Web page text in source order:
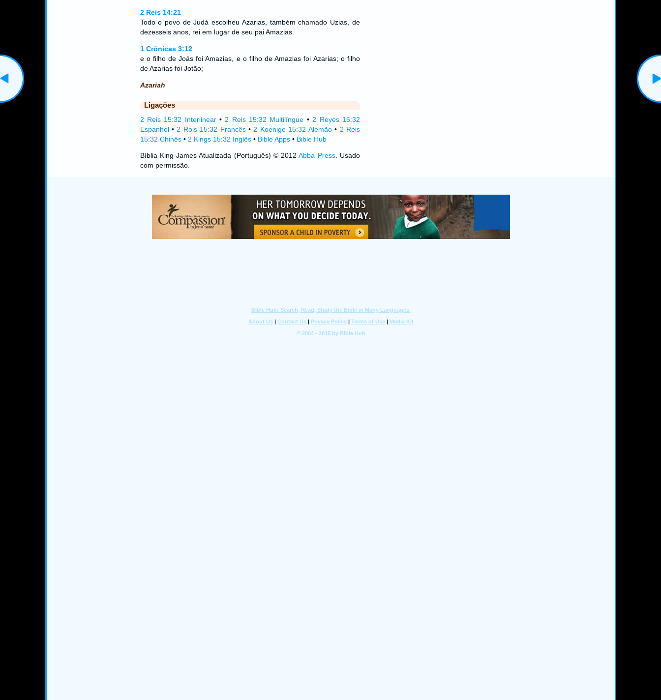
2 Reis 14:21
Todo o povo de Judá escolheu Azarias, também chamado Uzias, de
dezesseis anos, rei em lugar de seu pai Amazias.
1 Crônicas 3:12
e o filho de Joás foi Amazias, e o filho de Amazias foi Azarias; o filho
de Azarias foi Jotão;
Azariah
Ligações
2 Reis 15:32 Interlinear• 2 Reis 15:32 Multilíngue • 2 Reyes 15:32
Espanhol• 2 Rois 15:32 Francês• 2 Koenige 15:32 Alemão• 2 Reis
15:32 Chinês• 2 Kings 15:32 Inglês• Bible Apps• Bible Hub
Bíblia King James Atualizada (Português) © 2012Abba Press. Usado
com permissão.